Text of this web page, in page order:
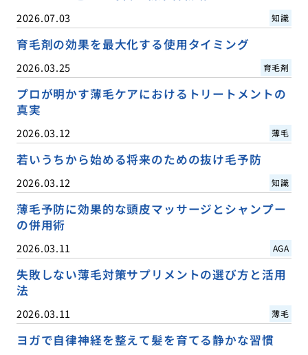
2026.07.03 知識
育毛剤の効果を最大化する使用タイミング
2026.03.25 育毛剤
プロが明かす薄毛ケアにおけるトリートメントの
真実
2026.03.12 薄毛
若いうちから始める将来のための抜け毛予防
2026.03.12 知識
薄毛予防に効果的な頭皮マッサージとシャンプー
の併用術
2026.03.11 AGA
失敗しない薄毛対策サプリメントの選び方と活用
法
2026.03.11 薄毛
ヨガで自律神経を整えて髪を育てる静かな習慣